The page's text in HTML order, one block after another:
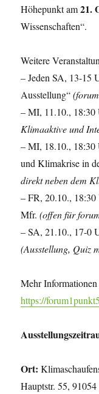
Höhepunkt am21.
Wissenschaften“.
Weitere
– Jeden SA, 13-15
Ausstellung“
– MI, 11.10.,
Klimaaktive und
– MI, 18.10., 18:30
und Klimakrise in
direkt neben dem
– FR, 20.10.,
Mfr.(offen für
– SA, 21.10., 17-0
(Ausstellung, Quiz
Mehr
https://
Ort:
Hauptstr. 55,